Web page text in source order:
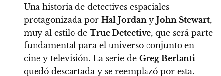
Una historia de detectives espaciales
protagonizada por Hal Jordan y John Stewart,
muy al estilo de True Detective, que será parte
fundamental para el universo conjunto en
cine y televisión. La serie de Greg Berlanti
quedó descartada y se reemplazó por esta.